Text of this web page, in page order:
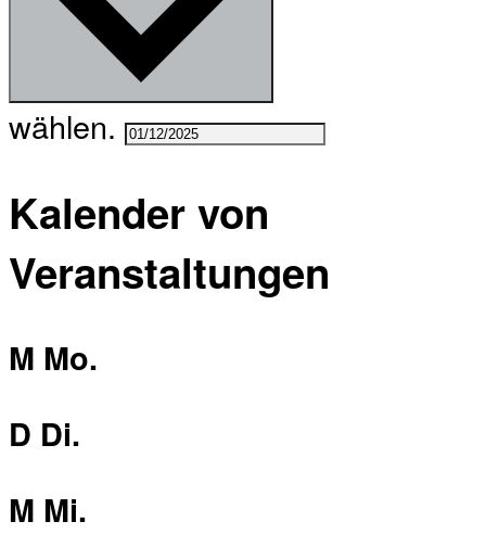
wählen.
Kalender von
Veranstaltungen
M Mo.
D Di.
M Mi.